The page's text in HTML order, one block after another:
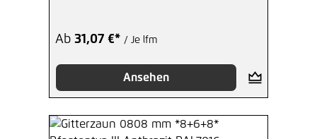
Ab 31,07 €* / Je lfm
Ansehen